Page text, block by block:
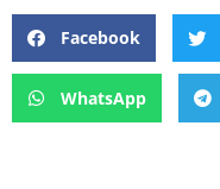
Facebook
WhatsApp